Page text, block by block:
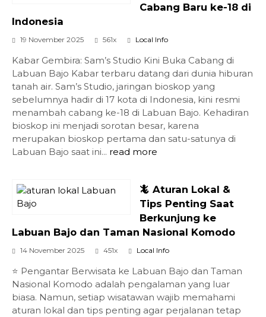
Cabang Baru ke-18 di
Indonesia
19 November 2025 561x Local Info
Kabar Gembira: Sam’s Studio Kini Buka Cabang di
Labuan Bajo Kabar terbaru datang dari dunia hiburan
tanah air. Sam’s Studio, jaringan bioskop yang
sebelumnya hadir di 17 kota di Indonesia, kini resmi
menambah cabang ke-18 di Labuan Bajo. Kehadiran
bioskop ini menjadi sorotan besar, karena
merupakan bioskop pertama dan satu-satunya di
Labuan Bajo saat ini... read more
🦎 Aturan Lokal &
Tips Penting Saat
Berkunjung ke
Labuan Bajo dan Taman Nasional Komodo
14 November 2025 451x Local Info
⭐ Pengantar Berwisata ke Labuan Bajo dan Taman
Nasional Komodo adalah pengalaman yang luar
biasa. Namun, setiap wisatawan wajib memahami
aturan lokal dan tips penting agar perjalanan tetap